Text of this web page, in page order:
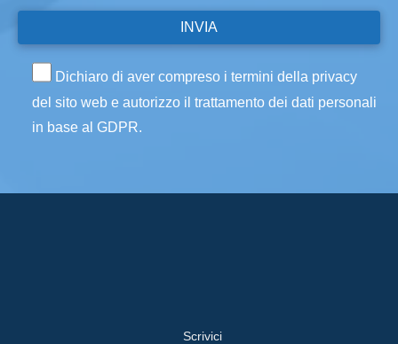
Dichiaro di aver compreso i termini della privacy
del sito web e autorizzo il trattamento dei dati personali
in base al GDPR.
Scrivici